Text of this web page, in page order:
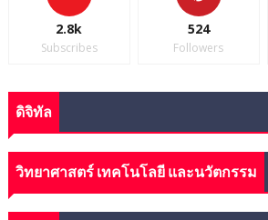
2.8k
Subscribes
524
Followers
ดิจิทัล
วิทยาศาสตร์ เทคโนโลยี และนวัตกรรม